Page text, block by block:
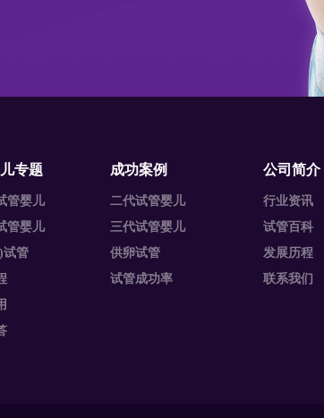
专题
管婴儿
管婴儿
试管
成功案例
二代试管婴儿
三代试管婴儿
供卵试管
试管成功率
公司简介
行业资讯
试管百科
发展历程
联系我们